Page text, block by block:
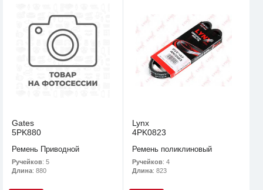
Gates
5PK880
Ремень Приводной
Ручейков: 5
Длина: 880
Lynx
4PK0823
Ремень поликлиновый
Ручейков: 4
Длина: 823